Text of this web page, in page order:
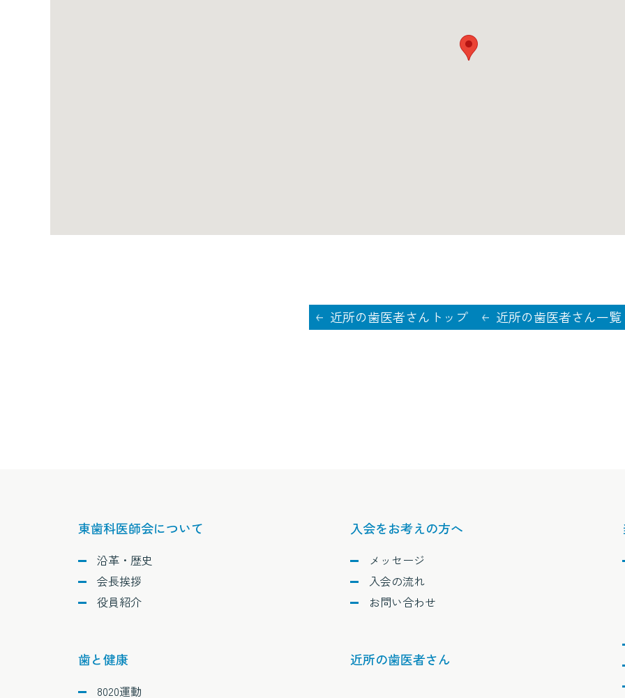
近所の歯医者さんトップ 近所の歯医者さん一覧
東歯科医師会について
沿革・歴史
会長挨拶
役員紹介
入会をお考えの方へ
メッセージ
入会の流れ
お問い合わせ
歯と健康
8020運動
近所の歯医者さん